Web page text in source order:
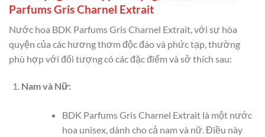
Parfums Gris Charnel Extrait
Nước hoa BDK Parfums Gris Charnel Extrait, với sự hòa
quyện của các hương thơm độc đáo và phức tạp, thường
phù hợp với đối tượng có các đặc điểm và sở thích sau:
Nam và Nữ:
BDK Parfums Gris Charnel Extrait là một nước
hoa unisex, dành cho cả nam và nữ. Điều này